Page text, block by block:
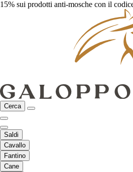
15% sui prodotti anti-mosche con il
Cerca
Saldi
Cavallo
Fantino
Cane